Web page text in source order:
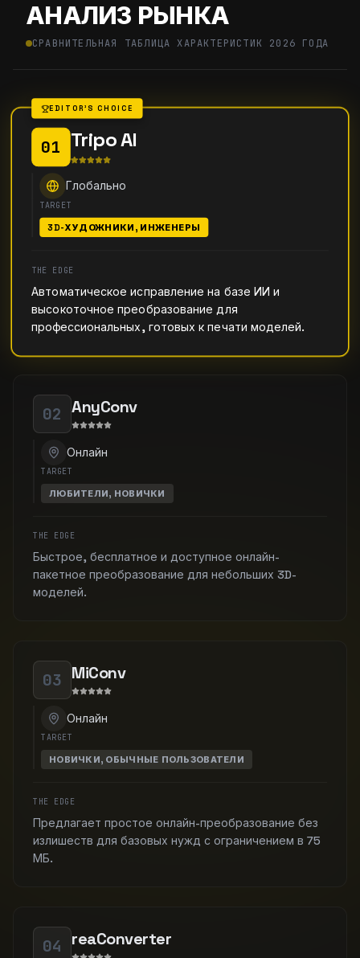
АНАЛИЗ РЫНКА
СРАВНИТЕЛЬНАЯ ТАБЛИЦА ХАРАКТЕРИСТИК 2026 ГОДА
EDITOR'S CHOICE
01 Tripo AI
Глобально
TARGET
3D-ХУДОЖНИКИ, ИНЖЕНЕРЫ
THE EDGE
Автоматическое исправление на базе ИИ и
высокоточное преобразование для
профессиональных, готовых к печати моделей.
02 AnyConv
Онлайн
TARGET
ЛЮБИТЕЛИ, НОВИЧКИ
THE EDGE
Быстрое, бесплатное и доступное онлайн-
пакетное преобразование для небольших 3D-
моделей.
03 MiConv
Онлайн
TARGET
НОВИЧКИ, ОБЫЧНЫЕ ПОЛЬЗОВАТЕЛИ
THE EDGE
Предлагает простое онлайн-преобразование без
излишеств для базовых нужд с ограничением в 75
МБ.
04 reaConverter